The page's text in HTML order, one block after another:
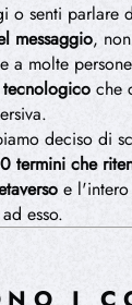
o senti parlare
messaggio,
a molte
che
deciso di
termini che
e l'intero
esso.